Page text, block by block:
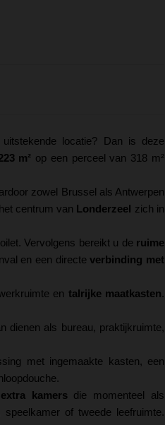
locatie? Dan is deze
m² op een perceel van 318 m²
zowel Brussel als Antwerpen
centrum van Londerzeel
zich in
Vervolgens bereikt u de ruime
en een directeverbinding met
en talrijke maatkasten.
dienen als bureau, praktijkruimte,
met ingemaakte kasten, een
kamers die momenteel als
of tweede leefruimte.